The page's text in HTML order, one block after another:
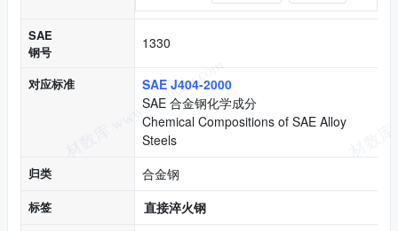
SAE
钢号
1330
对应标准
SAE J404-2000
SAE 合金钢化学成分
Chemical Compositions of SAE Alloy
Steels
归类 合金钢
标签 直接淬火钢